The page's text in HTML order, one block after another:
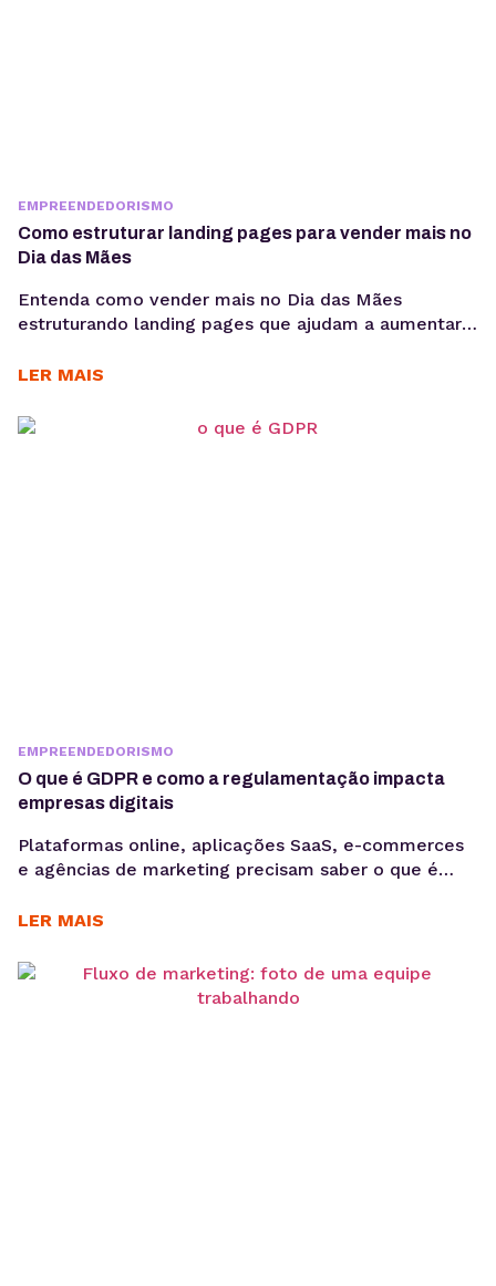
EMPREENDEDORISMO
Como estruturar landing pages para vender mais no
Dia das Mães
Entenda como vender mais no Dia das Mães
estruturando landing pages que ajudam a aumentar
sustentar campanhas com apoio de performance e
com maior potencial para campanhas promocionais e
LER MAIS
EMPREENDEDORISMO
O que é GDPR e como a regulamentação impacta
empresas digitais
Plataformas online, aplicações SaaS, e-commerces
e agências de marketing precisam saber o que é
sensíveis, o que aumenta a exposição a riscos
uma questão jurídica, mas uma camada crítica de
arquitetura, governança e gestão de risco. Em
LER MAIS